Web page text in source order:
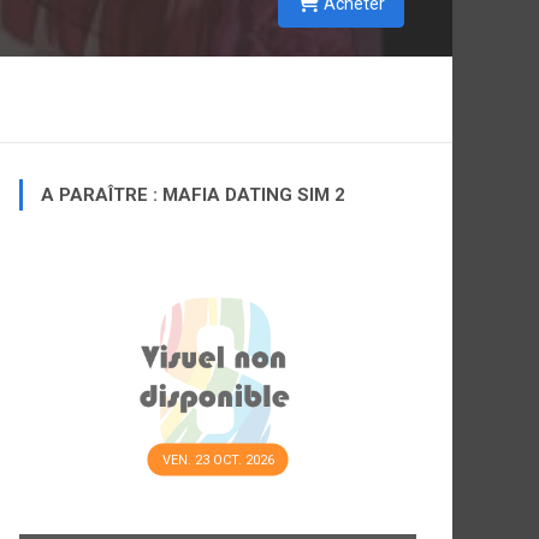
A PARAÎTRE : MAFIA DATING SIM 2
VEN. 23 OCT. 2026